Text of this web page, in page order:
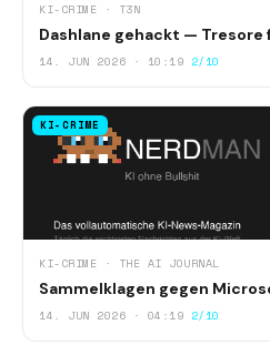
KI-CRIME · T3N
Dashlane gehackt — Tresore
14. JUN 2026 · 10:19 2/10
KI-CRIME
KI-CRIME · THE AI JOURNAL
Sammelklagen gegen
14. JUN 2026 · 04:19 2/10